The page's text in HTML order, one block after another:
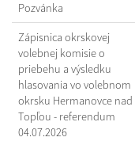
Pozvánka
Zápisnica okrskovej
volebnej komisie o
priebehu a výsledku
hlasovania vo volebnom
okrsku Hermanovce nad
Topľou - referendum
04.07.2026